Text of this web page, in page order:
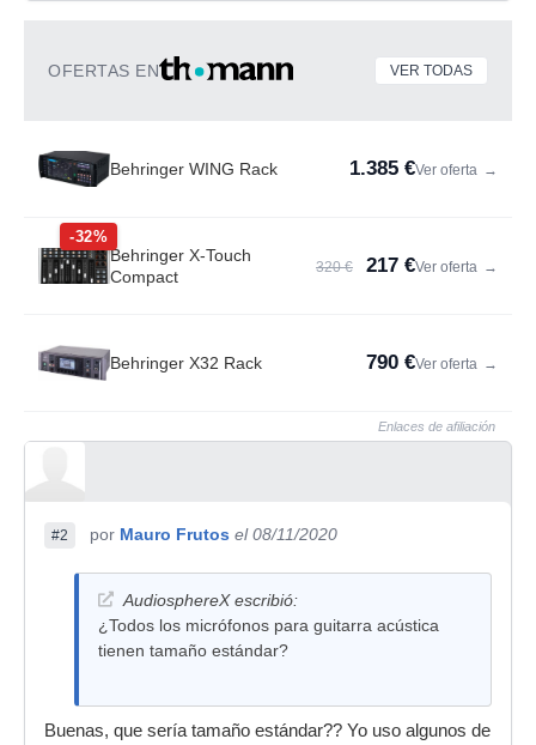
OFERTAS EN VER TODAS
Behringer WING Rack 1.385 €Ver oferta →
-32%
Behringer X-Touch
Compact
320 € 217 €Ver oferta →
Behringer X32 Rack 790 €Ver oferta →
Enlaces de afiliación
#2 por Mauro Frutos el 08/11/2020
AudiosphereX escribió:
¿Todos los micrófonos para guitarra acústica
tienen tamaño estándar?
Buenas, que sería tamaño estándar?? Yo uso algunos de